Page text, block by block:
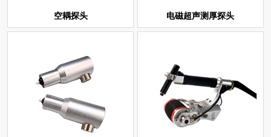
空耦探头 电磁超声测厚探头